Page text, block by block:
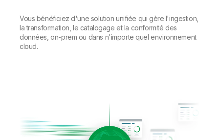
Vous bénéficiez d'une solution unifiée qui gère l'ingestion,
la transformation, le catalogage et la conformité des
données, on-prem ou dans n'importe quel environnement
cloud.